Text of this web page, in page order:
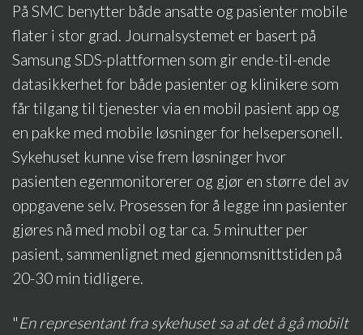
På SMC benytter både ansatte og pasienter mobile
flater i stor grad. Journalsystemet er basert på
Samsung SDS-plattformen som gir ende-til-ende
datasikkerhet for både pasienter og klinikere som
får tilgang til tjenester via en mobil pasient app og
en pakke med mobile løsninger for helsepersonell.
Sykehuset kunne vise frem løsninger hvor
pasienten egenmonitorerer og gjør en større del av
oppgavene selv. Prosessen for å legge inn pasienter
gjøres nå med mobil og tar ca. 5 minutter per
pasient, sammenlignet med gjennomsnittstiden på
20-30 min tidligere.
"En representant fra sykehuset sa at det å gå mobilt